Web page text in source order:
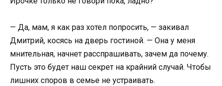
— Да, мам, я как раз хотел попросить, — закивал
Дмитрий, косясь на дверь гостиной. — Она у меня
мнительная, начнет расспрашивать, зачем да почему.
Пусть это будет наш секрет на крайний случай. Чтобы
лишних споров в семье не устраивать.